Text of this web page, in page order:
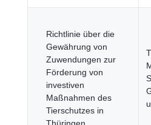
Richtlinie über die
Gewährung von
Zuwendungen zur
Förderung von
investiven
Maßnahmen des
Tierschutzes in